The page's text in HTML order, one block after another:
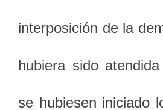
interposición de la
hubiera sido
se hubiesen iniciado